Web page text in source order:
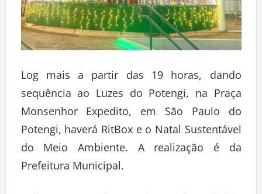
Log mais a partir das 19 horas, dando
sequência ao Luzes do Potengi, na Praça
Monsenhor Expedito, em São Paulo do
Potengi, haverá RitBox e o Natal Sustentável
do Meio Ambiente. A realização é da
Prefeitura Municipal.